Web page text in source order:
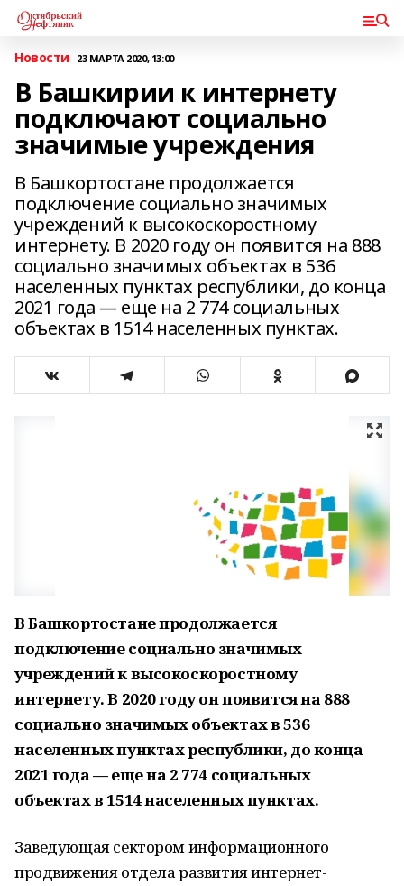
Новости 23 МАРТА 2020, 13:00
В Башкирии к интернету
подключают социально
значимые учреждения
В Башкортостане продолжается
подключение социально значимых
учреждений к высокоскоростному
интернету. В 2020 году он появится на 888
социально значимых объектах в 536
населенных пунктах республики, до конца
2021 года — еще на 2 774 социальных
объектах в 1514 населенных пунктах.
В Башкортостане продолжается
подключение социально значимых
учреждений к высокоскоростному
интернету. В 2020 году он появится на 888
социально значимых объектах в 536
населенных пунктах республики, до конца
2021 года — еще на 2 774 социальных
объектах в 1514 населенных пунктах.
Заведующая сектором информационного
продвижения отдела развития интернет-